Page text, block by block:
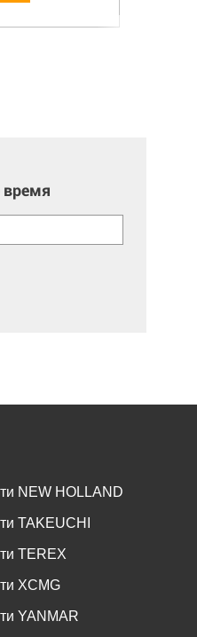
NEW HOLLAND
TAKEUCHI
TEREX
XCMG
YANMAR